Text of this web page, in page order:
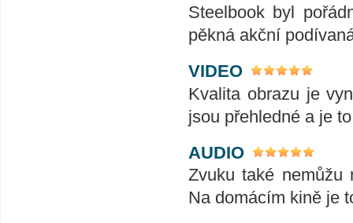
Steelbook byl
pěkná akční
VIDEO
Kvalita obrazu je
jsou přehledné a je
AUDIO
Zvuku také nemůžu
Na domácím kině je